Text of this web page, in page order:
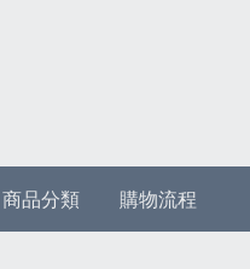
商品分類 購物流程